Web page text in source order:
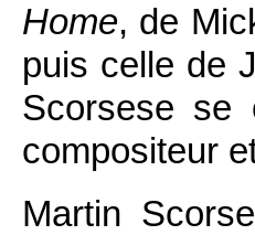
Home, de
puis celle de
Scorsese se
compositeur
Martin